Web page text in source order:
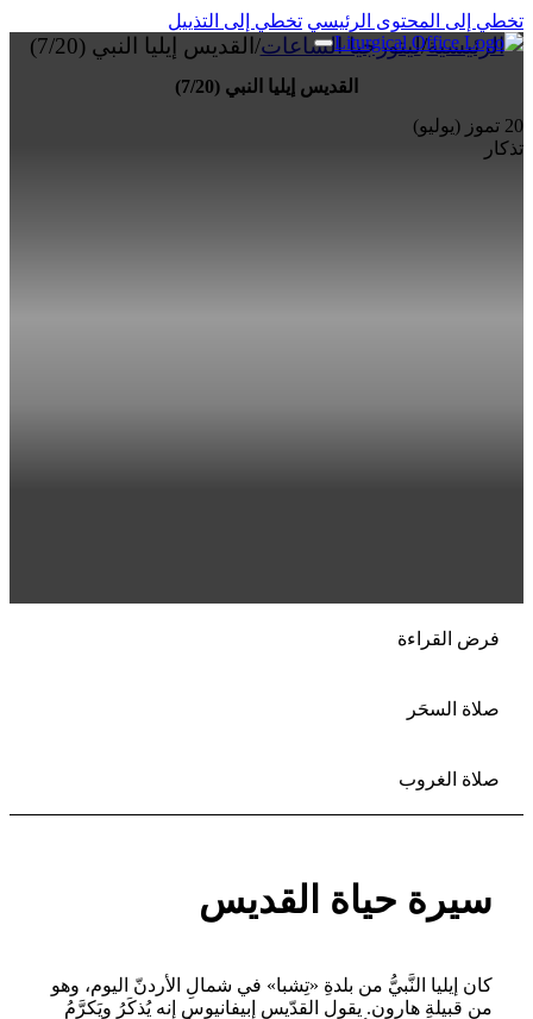
تخطي إلى المحتوى الرئيسي تخطي إلى التذييل
الرئيسية/ليتورجيا الساعات/ القديس إيليا النبي (7/20)
القديس إيليا النبي (7/20)
20 تموز (يوليو)
تذكار
فرض القراءة
صلاة السحَر
صلاة الغروب
سيرة حياة القديس
كان إيليا النَّبيُّ من بلدةِ «تِشبا» في شمالِ الأردنّ اليوم، وهو
من قبيلةِ هارون. يقول القدّيس إبيفانيوس إنه يُذكَرُ ويَكرَّمُ